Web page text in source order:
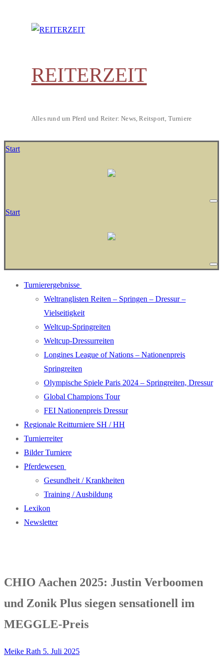
REITERZEIT
Alles rund um Pferd und Reiter: News, Reitsport, Turniere
Start
Start
Turnierergebnisse
Weltranglisten Reiten – Springen – Dressur –
Vielseitigkeit
Weltcup-Springreiten
Weltcup-Dressurreiten
Longines League of Nations – Nationenpreis
Springreiten
Olympische Spiele Paris 2024 – Springreiten, Dressur
Global Champions Tour
FEI Nationenpreis Dressur
Regionale Reitturniere SH / HH
Turnierreiter
Bilder Turniere
Pferdewesen
Gesundheit / Krankheiten
Training / Ausbildung
Lexikon
Newsletter
CHIO Aachen 2025: Justin Verboomen
und Zonik Plus siegen sensationell im
MEGGLE-Preis
Meike Rath 5. Juli 2025